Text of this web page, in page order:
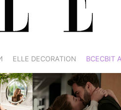
ELLE DECORATION ВСЕСВІТ